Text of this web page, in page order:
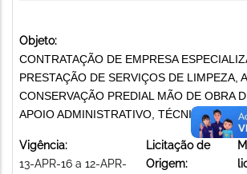
Objeto:
CONTRATAÇÃO DE EMPRESA
PRESTAÇÃO DE SERVIÇOS DE LIMPEZA,
CONSERVAÇÃO PREDIAL MÃO DE OBRA
APOIO ADMINISTRATIVO, TÉCNICO E
Vigência:
13-APR-16 a 12-APR-
Licitação de
Origem: